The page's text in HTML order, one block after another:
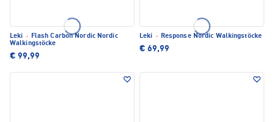
Leki · Flash Carbon Nordic Nordic
Walkingstöcke
€ 99,99
Leki · Response Nordic Walkingstöcke
€ 69,99